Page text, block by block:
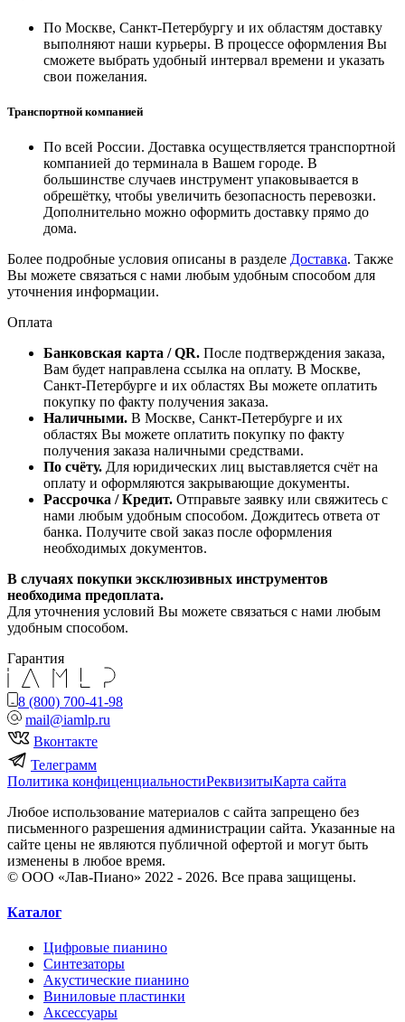
По Москве, Санкт-Петербургу и их областям доставку
выполняют наши курьеры. В процессе оформления Вы
сможете выбрать удобный интервал времени и указать
свои пожелания.
Транспортной компанией
По всей России. Доставка осуществляется транспортной
компанией до терминала в Вашем городе. В
большинстве случаев инструмент упаковывается в
обрешётку, чтобы увеличить безопасность перевозки.
Дополнительно можно оформить доставку прямо до
дома.
Более подробные условия описаны в разделе Доставка. Также
Вы можете связаться с нами любым удобным способом для
уточнения информации.
Оплата
Банковская карта / QR. После подтверждения заказа,
Вам будет направлена ссылка на оплату. В Москве,
Санкт-Петербурге и их областях Вы можете оплатить
покупку по факту получения заказа.
Наличными. В Москве, Санкт-Петербурге и их
областях Вы можете оплатить покупку по факту
получения заказа наличными средствами.
По счёту. Для юридических лиц выставляется счёт на
оплату и оформляются закрывающие документы.
Рассрочка / Кредит. Отправьте заявку или свяжитесь с
нами любым удобным способом. Дождитесь ответа от
банка. Получите свой заказ после оформления
необходимых документов.
В случаях покупки эксклюзивных инструментов
необходима предоплата.
Для уточнения условий Вы можете связаться с нами любым
удобным способом.
Гарантия
8 (800) 700-41-98
mail@iamlp.ru
Вконтакте
Телеграмм
Политика конфиценциальностиРеквизитыКарта сайта
Любое использование материалов с сайта запрещено без
письменного разрешения администрации сайта. Указанные на
сайте цены не являются публичной офертой и могут быть
изменены в любое время.
© ООО «Лав-Пиано» 2022 - 2026. Все права защищены.
Каталог
Цифровые пианино
Синтезаторы
Акустические пианино
Виниловые пластинки
Аксессуары